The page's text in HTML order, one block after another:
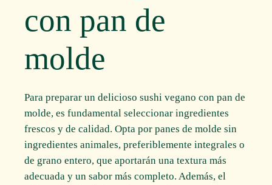
con pan de
molde
Para preparar un delicioso sushi vegano con pan de
molde, es fundamental seleccionar ingredientes
frescos y de calidad. Opta por panes de molde sin
ingredientes animales, preferiblemente integrales o
de grano entero, que aportarán una textura más
adecuada y un sabor más completo. Además, el